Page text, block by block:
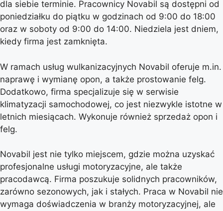
dla siebie terminie. Pracownicy Novabil są dostępni od
poniedziałku do piątku w godzinach od 9:00 do 18:00
oraz w soboty od 9:00 do 14:00. Niedziela jest dniem,
kiedy firma jest zamknięta.
W ramach usług wulkanizacyjnych Novabil oferuje m.in.
naprawę i wymianę opon, a także prostowanie felg.
Dodatkowo, firma specjalizuje się w serwisie
klimatyzacji samochodowej, co jest niezwykle istotne w
letnich miesiącach. Wykonuje również sprzedaż opon i
felg.
Novabil jest nie tylko miejscem, gdzie można uzyskać
profesjonalne usługi motoryzacyjne, ale także
pracodawcą. Firma poszukuje solidnych pracowników,
zarówno sezonowych, jak i stałych. Praca w Novabil nie
wymaga doświadczenia w branży motoryzacyjnej, ale